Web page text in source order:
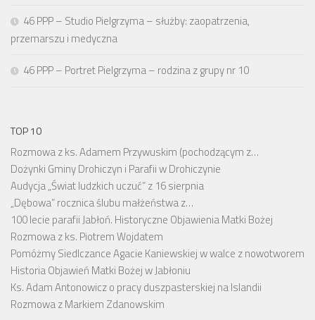
46 PPP – Studio Pielgrzyma – służby: zaopatrzenia,
przemarszu i medyczna
46 PPP – Portret Pielgrzyma – rodzina z grupy nr 10
TOP 10
Rozmowa z ks. Adamem Przywuskim (pochodzącym z…
Dożynki Gminy Drohiczyn i Parafii w Drohiczynie
Audycja „Świat ludzkich uczuć” z 16 sierpnia
„Dębowa” rocznica ślubu małżeństwa z…
100 lecie parafii Jabłoń. Historyczne Objawienia Matki Bożej
Rozmowa z ks. Piotrem Wojdatem
Pomóżmy Siedlczance Agacie Kaniewskiej w walce z nowotworem
Historia Objawień Matki Bożej w Jabłoniu
Ks. Adam Antonowicz o pracy duszpasterskiej na Islandii
Rozmowa z Markiem Zdanowskim